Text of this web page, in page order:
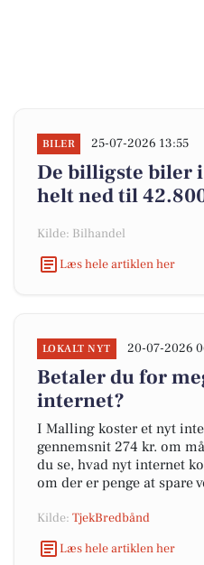
BILER 25-07-2026 13:55
De billigste biler
helt ned til
Kilde: Bilhandel
Læs hele artiklen her
LOKALT NYT 20-07-2026
Betaler du for
internet?
I Malling koster et nyt
gennemsnit 274 kr. om
du se, hvad nyt internet
om der er penge at spare
Kilde: TjekBredbånd
Læs hele artiklen her